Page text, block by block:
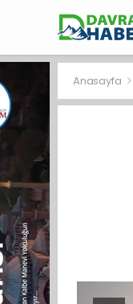
Anasayfa